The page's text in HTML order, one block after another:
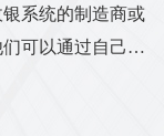
系统的制造商或
可以通过自己的
围和服务内容可